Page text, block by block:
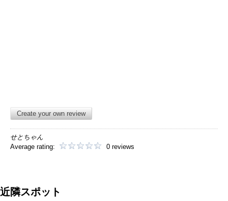
Create your own review
せとちゃん
Average rating:
0 reviews
近隣スポット